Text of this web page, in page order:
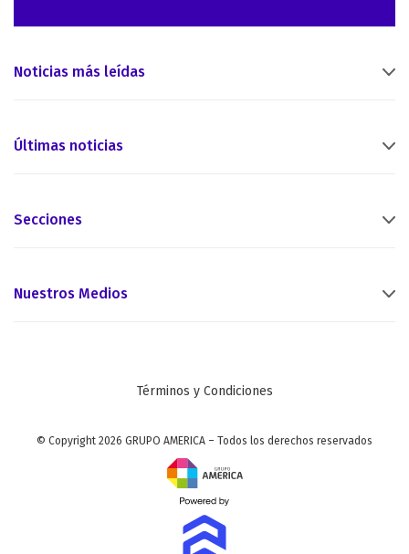
Noticias más leídas
Últimas noticias
Secciones
Nuestros Medios
Términos y Condiciones
© Copyright 2026 GRUPO AMERICA – Todos los derechos reservados